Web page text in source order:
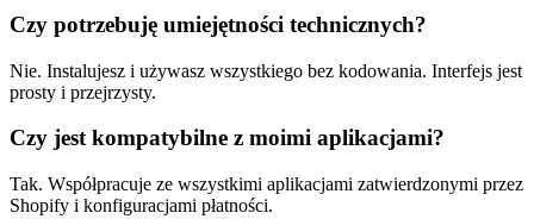
Czy potrzebuję umiejętności technicznych?
Nie. Instalujesz i używasz wszystkiego bez kodowania. Interfejs jest
prosty i przejrzysty.
Czy jest kompatybilne z moimi aplikacjami?
Tak. Współpracuje ze wszystkimi aplikacjami zatwierdzonymi przez
Shopify i konfiguracjami płatności.